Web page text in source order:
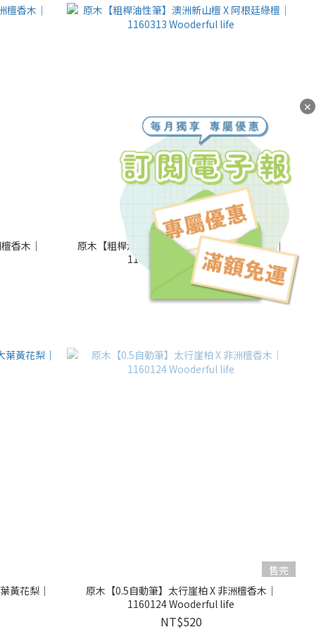
香木｜
原木【粗桿油性筆】澳洲新山檀 X 阿根廷綠檀｜
1160313 Wooderful life
NT$780
黃花梨｜
售完
原木【0.5自動筆】太行崖柏 X 非洲檀香木｜
1160124 Wooderful life
NT$520
✕